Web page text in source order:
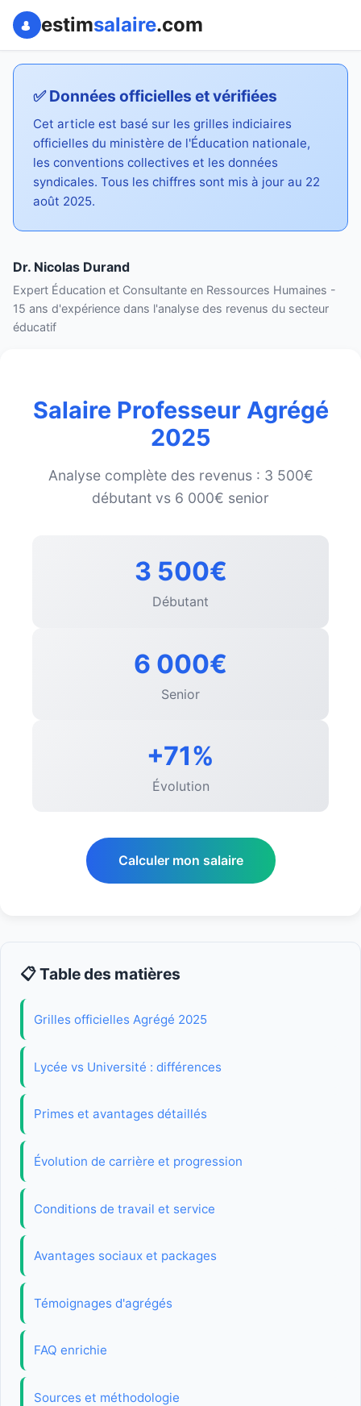
estimsalaire.com
✅ Données officielles et vérifiées
Cet article est basé sur les grilles indiciaires
officielles du ministère de l'Éducation nationale,
les conventions collectives et les données
syndicales. Tous les chiffres sont mis à jour au 22
août 2025.
Dr. Nicolas Durand
Expert Éducation et Consultante en Ressources Humaines -
15 ans d'expérience dans l'analyse des revenus du secteur
éducatif
Salaire Professeur Agrégé
2025
Analyse complète des revenus : 3 500€
débutant vs 6 000€ senior
3 500€
Débutant
6 000€
Senior
+71%
Évolution
Calculer mon salaire
📋 Table des matières
Grilles officielles Agrégé 2025
Lycée vs Université : différences
Primes et avantages détaillés
Évolution de carrière et progression
Conditions de travail et service
Avantages sociaux et packages
Témoignages d'agrégés
FAQ enrichie
Sources et méthodologie